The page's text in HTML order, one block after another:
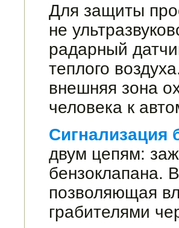
Для защиты
не
радарный
теплого
внешняя зона
человека к
Сигнализация
двум цепям:
бензоклапана.
позволяющая
грабителями